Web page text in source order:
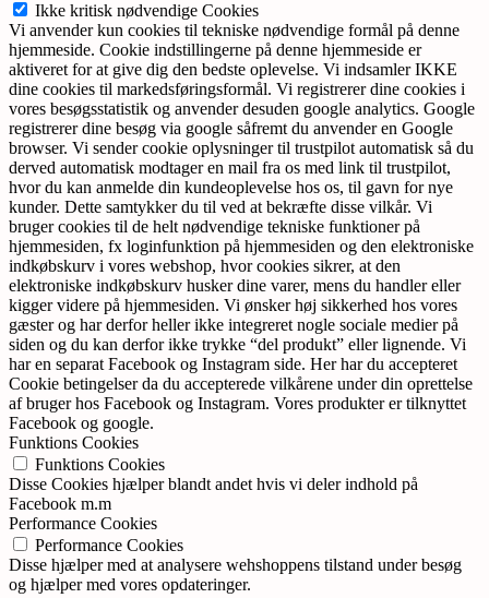
Ikke kritisk nødvendige Cookies
Vi anvender kun cookies til tekniske nødvendige formål på denne
hjemmeside. Cookie indstillingerne på denne hjemmeside er
aktiveret for at give dig den bedste oplevelse. Vi indsamler IKKE
dine cookies til markedsføringsformål. Vi registrerer dine cookies i
vores besøgsstatistik og anvender desuden google analytics. Google
registrerer dine besøg via google såfremt du anvender en Google
browser. Vi sender cookie oplysninger til trustpilot automatisk så du
derved automatisk modtager en mail fra os med link til trustpilot,
hvor du kan anmelde din kundeoplevelse hos os, til gavn for nye
kunder. Dette samtykker du til ved at bekræfte disse vilkår. Vi
bruger cookies til de helt nødvendige tekniske funktioner på
hjemmesiden, fx loginfunktion på hjemmesiden og den elektroniske
indkøbskurv i vores webshop, hvor cookies sikrer, at den
elektroniske indkøbskurv husker dine varer, mens du handler eller
kigger videre på hjemmesiden. Vi ønsker høj sikkerhed hos vores
gæster og har derfor heller ikke integreret nogle sociale medier på
siden og du kan derfor ikke trykke “del produkt” eller lignende. Vi
har en separat Facebook og Instagram side. Her har du accepteret
Cookie betingelser da du accepterede vilkårene under din oprettelse
af bruger hos Facebook og Instagram. Vores produkter er tilknyttet
Facebook og google.
Funktions Cookies
Funktions Cookies
Disse Cookies hjælper blandt andet hvis vi deler indhold på
Facebook m.m
Performance Cookies
Performance Cookies
Disse hjælper med at analysere wehshoppens tilstand under besøg
og hjælper med vores opdateringer.